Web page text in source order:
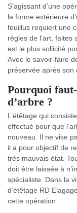
S’agissant d’une
la forme extérieure
feuillus requiert une
règles de l’art, faites
est le plus sollicité
Avec le savoir-faire
préservée après son
Pourquoi
d’arbre ?
L’étêtage qui
effectué pour que
nouveau. Il ne vise
il a pour objectif de
très mauvais état.
doit être laissée à
spécialiste. Dans la
d’étêtage RD
cette opération.